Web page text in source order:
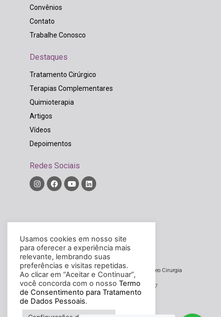
Convênios
Contato
Trabalhe Conosco
Destaques
Tratamento Cirúrgico
Terapias Complementares
Quimioterapia
Artigos
Vídeos
Depoimentos
Redes Sociais
Rodrigo Widholzer Bordinhão
CRM/SC – 14326
Noova – Núcleo de Oncologia, Oncocirurgia e Video Cirurgia
Avançada Ltda
CNPJ/MF sob o n. 20.033.934/0001-37
Desenvolvido por
Usamos cookies em nosso site
para oferecer a experiência mais
relevante, lembrando suas
preferências e visitas repetidas.
Ao clicar em “Aceitar e Continuar”,
você concorda com o nosso Termo
de Consentimento para Tratamento
de Dados Pessoais.